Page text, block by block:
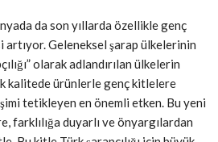
da son yıllarda özellikle genç
Geleneksel şarap ülkelerinin
olarak adlandırılan ülkelerin
kalitede ürünlerle genç kitlelere
tetikleyen en önemli etken. Bu yeni
farklılığa duyarlı ve önyargılardan